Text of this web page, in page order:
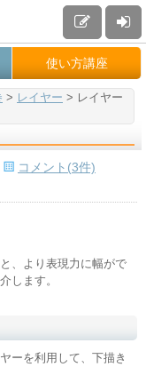
使い方講座
> レイヤー > レイヤー
コメント(3件)
、より表現力に幅がで
します。
ーを利用して、下描き